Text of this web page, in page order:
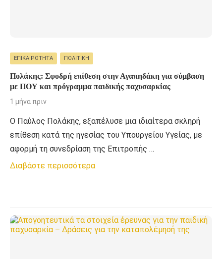
ΕΠΙΚΑΙΡΌΤΗΤΑ ΠΟΛΙΤΙΚΉ
Πολάκης: Σφοδρή επίθεση στην Αγαπηδάκη για σύμβαση
με ΠΟΥ και πρόγραμμα παιδικής παχυσαρκίας
1 μήνα πριν
Ο Παύλος Πολάκης, εξαπέλυσε μια ιδιαίτερα σκληρή
επίθεση κατά της ηγεσίας του Υπουργείου Υγείας, με
αφορμή τη συνεδρίαση της Επιτροπής …
Διαβάστε περισσότερα